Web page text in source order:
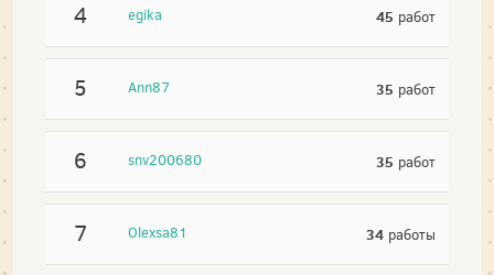
4 egika 45 работ
5 Ann87 35 работ
6 snv200680 35 работ
7 Olexsa81 34 работы